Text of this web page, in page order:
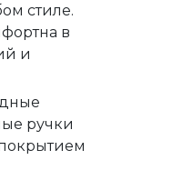
стиле.
в
и
ручки